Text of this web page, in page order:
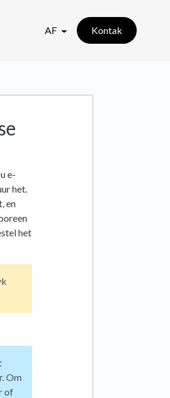
AF Kontak
e-
het.
en
het
Om
of